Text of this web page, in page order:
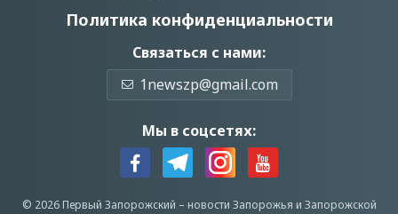
Политика конфиденциальности
Связаться с нами:
1newszp@gmail.com
Мы в соцсетях:
© 2026 Первый Запорожский – новости Запорожья и Запорожской